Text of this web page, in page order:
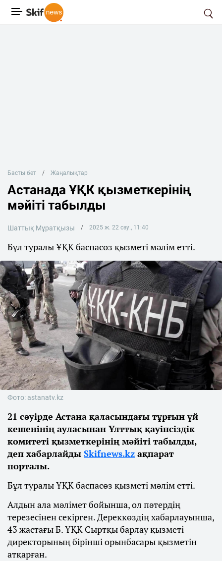
Басты бет Жаңалықтар
Астанада ҰҚК қызметкерінің
мәйіті табылды
Шаттық Мұратқызы 2025 ж. 22 сәу., 11:40
Бұл туралы ҰҚК баспасөз қызметі мәлім етті.
Фото: astanatv.kz
21 сәуірде Астана қаласындағы тұрғын үй
кешенінің ауласынан Ұлттық қауіпсіздік
комитеті қызметкерінің мәйіті табылды,
деп хабарлайды Skifnews.kz ақпарат
порталы.
Бұл туралы ҰҚК баспасөз қызметі мәлім етті.
Алдын ала мәлімет бойынша, ол пәтердің
терезесінен секірген. Дереккөздің хабарлауынша,
43 жастағы Б. ҰҚК Сыртқы барлау қызметі
директорының бірінші орынбасары қызметін
атқарған.